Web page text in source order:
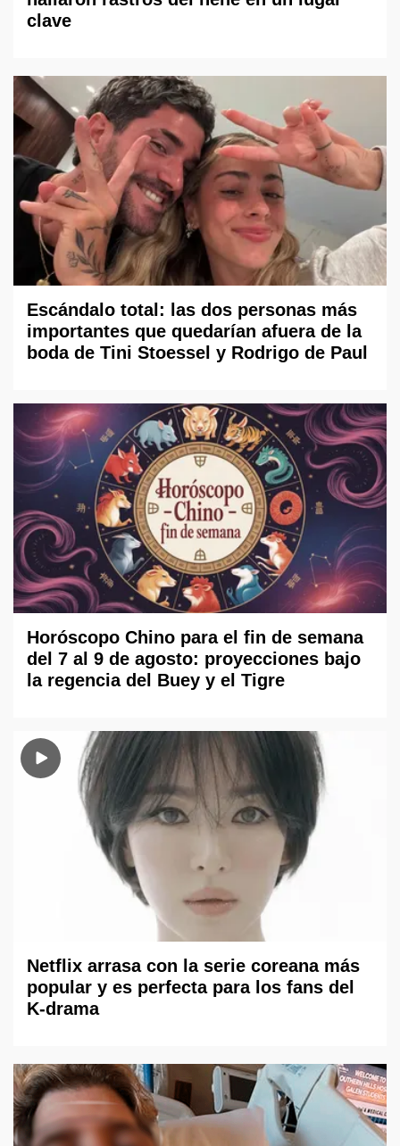
clave
Escándalo total: las dos personas más
importantes que quedarían afuera de la
boda de Tini Stoessel y Rodrigo de Paul
Horóscopo Chino para el fin de semana
del 7 al 9 de agosto: proyecciones bajo
la regencia del Buey y el Tigre
Netflix arrasa con la serie coreana más
popular y es perfecta para los fans del
K-drama